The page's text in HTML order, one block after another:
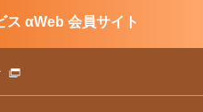
ス αWeb 会員サイト